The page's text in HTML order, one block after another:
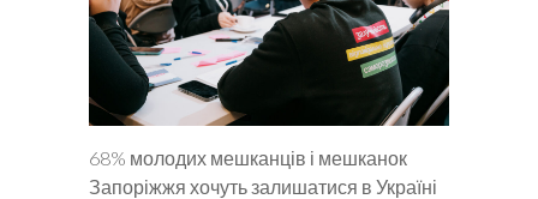
68% молодих мешканців і мешканок
Запоріжжя хочуть залишатися в Україні